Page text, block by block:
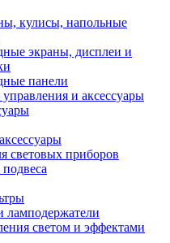
кулисы, напольные
экраны, дисплеи и
панели
и аксессуары
световых приборов
ламподержатели
светом и эффектами